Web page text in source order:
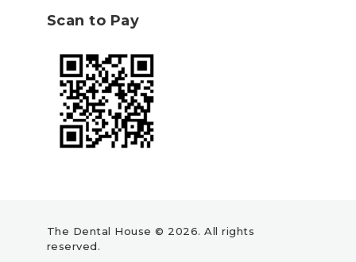
Scan to Pay
The Dental House © 2026. All rights
reserved.